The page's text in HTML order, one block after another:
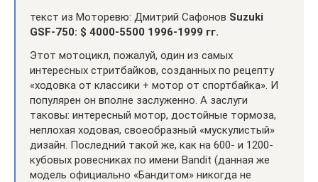
текст из Моторевю: Дмитрий Сафонов Suzuki
GSF-750: $ 4000-5500 1996-1999 гг.
Этот мотоцикл, пожалуй, один из самых
интересных стритбайков, созданных по рецепту
«ходовка от классики + мотор от спортбайка». И
популярен он вполне заслуженно. А заслуги
таковы: интересный мотор, достойные тормоза,
неплохая ходовая, своеобразный «мускулистый»
дизайн. Последний такой же, как на 600- и 1200-
кубовых ровесниках по имени Bandit (данная же
модель официально «Бандитом» никогда не